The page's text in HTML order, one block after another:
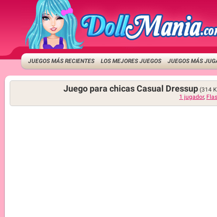
JUEGOS MÁS RECIENTES LOS MEJORES JUEGOS JUEGOS MÁS
Juego para chicas Casual Dressup (314
1 jugador,